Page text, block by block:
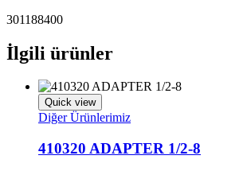
301188400
İlgili ürünler
Quick view
Diğer Ürünlerimiz
410320 ADAPTER 1/2-8